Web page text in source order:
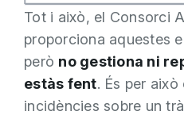
Tot i això, el Consorci
proporciona aquestes
però no gestiona ni
estàs fent. És per
incidències sobre un